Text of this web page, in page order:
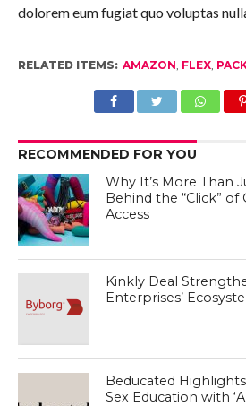
dolorem eum fugiat quo voluptas
RELATED ITEMS: AMAZON, FLEX,
RECOMMENDED FOR YOU
Why It’s More Than
Behind the “Click” of
Access
Kinkly Deal
Enterprises’
Beducated
Sex Education with